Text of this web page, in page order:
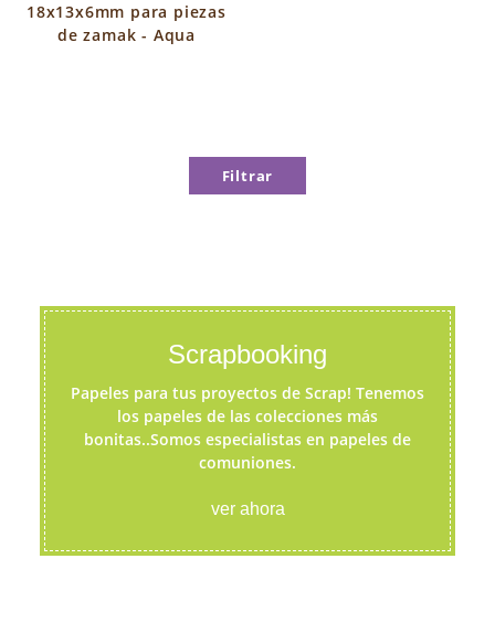
18x13x6mm para piezas
de zamak - Aqua
Filtrar
Scrapbooking
Papeles para tus proyectos de Scrap! Tenemos
los papeles de las colecciones más
bonitas..Somos especialistas en papeles de
comuniones.
ver ahora